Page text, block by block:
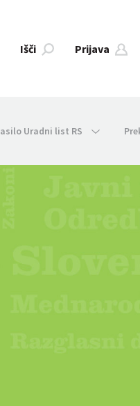
Išči Prijava
Uradni list RS